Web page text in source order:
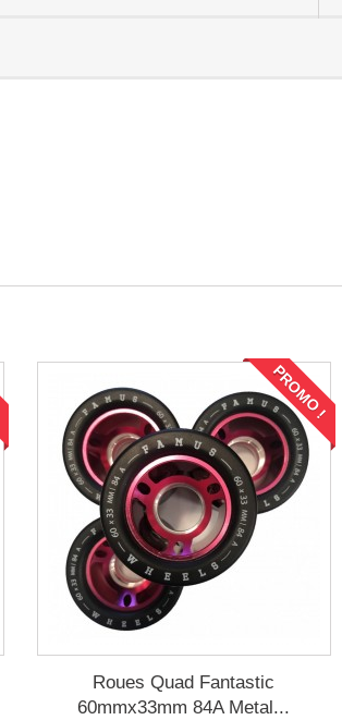
PROMO !
Roues Quad Fantastic
60mmx33mm 84A Metal...